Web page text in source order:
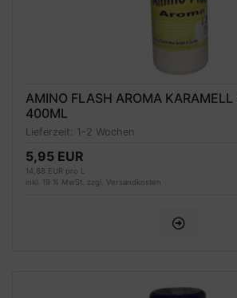
AMINO FLASH AROMA KARAMELL
400ML
Lieferzeit: 1-2 Wochen
5,95 EUR
14,88 EUR pro L
inkl. 19 % MwSt. zzgl. Versandkosten